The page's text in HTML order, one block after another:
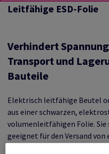
& PALETTEN
ANTALIS
Leitfähige ESD-Folie
Verhindert
Transport und
Bauteile
Elektrisch leitfähige Beutel
aus einer schwarzen,
volumenleitfähigen Folie.
geeignet für den Versand
Platinen, Chips und